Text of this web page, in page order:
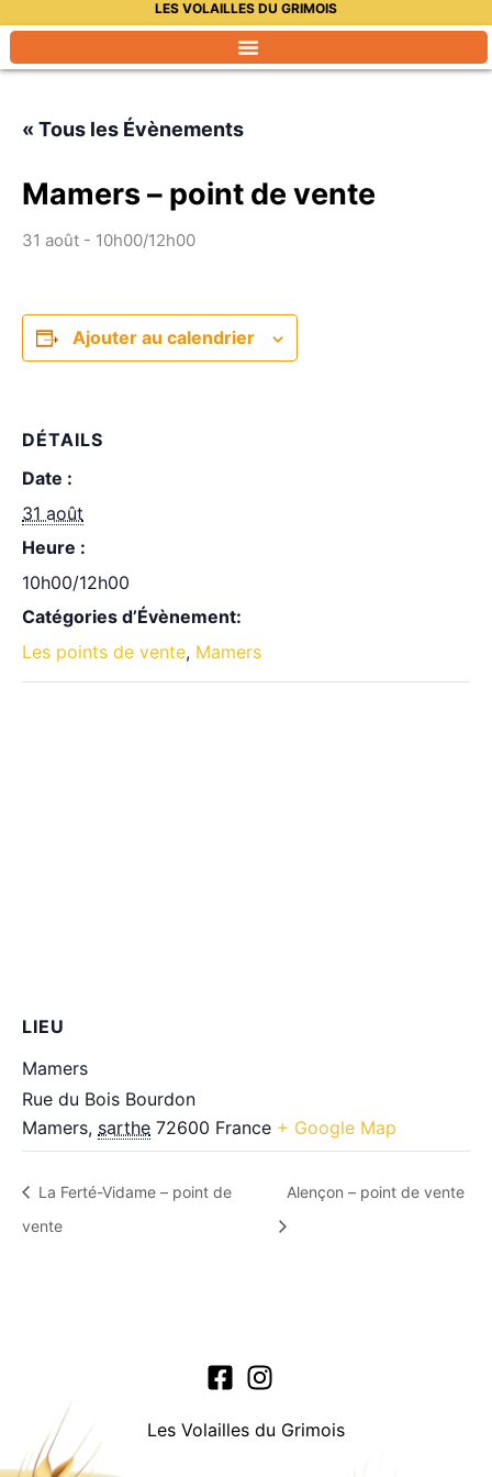
contenu
LES VOLAILLES DU GRIMOIS
« Tous les Évènements
Mamers – point de vente
31 août - 10h00/12h00
Ajouter au calendrier
DÉTAILS
Date :
31 août
Heure :
10h00/12h00
Catégories d’Évènement:
Les points de vente, Mamers
LIEU
Mamers
Rue du Bois Bourdon
Mamers, sarthe 72600 France + Google Map
La Ferté-Vidame – point de
vente
Alençon – point de vente
Les Volailles du Grimois